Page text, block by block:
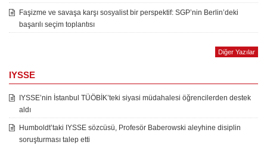
Faşizme ve savaşa karşı sosyalist bir perspektif: SGP’nin Berlin’deki
başarılı seçim toplantısı
Diğer Yazılar
IYSSE
IYSSE’nin İstanbul TÜÖBİK’teki siyasi müdahalesi öğrencilerden destek
aldı
Humboldt’taki IYSSE sözcüsü, Profesör Baberowski aleyhine disiplin
soruşturması talep etti